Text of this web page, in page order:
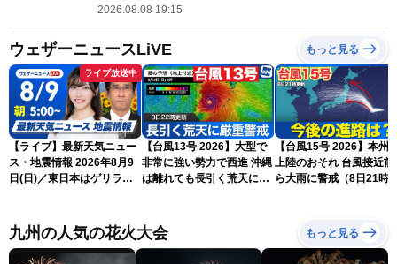
2026.08.08 19:15
ウェザーニュースLiVE もっと見る
ライブ放送中
【ライブ】最新天気ニュー
ス・地震情報 2026年8月9
日(日)／東日本はゲリラ雷
ュースLiVEモーニング・魚
住茉由／山口剛央〉
【台風13号 2026】大型で
非常に強い勢力で西進 沖縄
は離れても長引く荒天に厳
【台風15号 2026】本州
上陸のおそれ 台風接近前
ら大雨に警戒（8日21時
九州の人気の花火大会 もっと見る